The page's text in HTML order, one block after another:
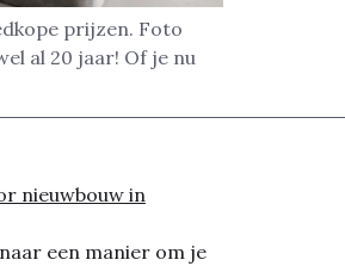
prijzen. Foto
al 20 jaar! Of je nu
nieuwbouw in
een manier om je